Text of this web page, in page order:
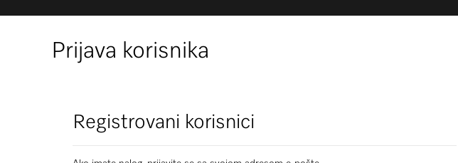
Prijava korisnika
Registrovani korisnici